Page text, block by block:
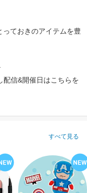
ておきのアイテムを豊
配信&開催日はこちらを
すべて見る